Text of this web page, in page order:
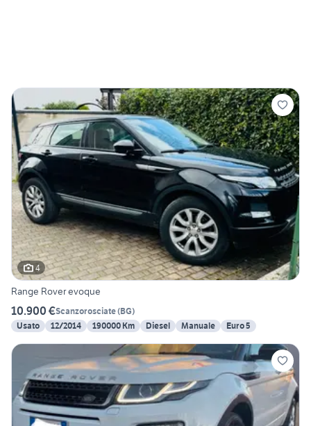
4
Range Rover evoque
10.900 €Scanzorosciate(BG)
Usato
12/2014 190000 Km Diesel Manuale Euro 5